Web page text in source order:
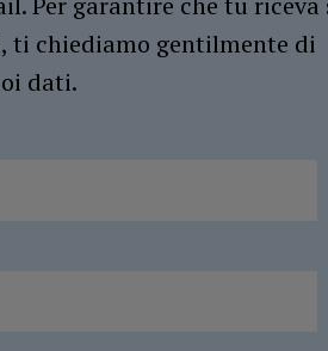
chiediamo gentilmente di
dati.